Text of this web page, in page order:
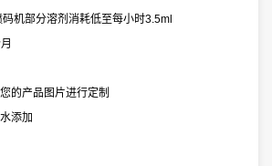
机部分溶剂消耗低至每小时3.5ml
的产品图片进行定制
添加